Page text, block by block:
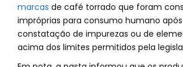
marcas de café torrado que foram
impróprias para consumo humano
constatação de impurezas ou de
acima dos limites permitidos pela